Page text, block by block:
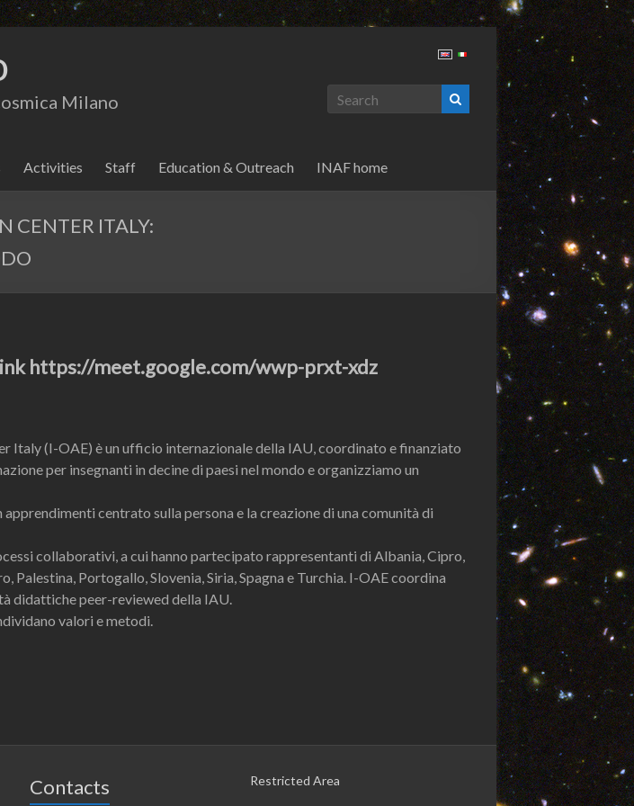
Milano
Activities Staff Education & Outreach INAF home
CENTER ITALY:
https://meet.google.com/wwp-prxt-xdz
Italy (I-OAE) è un ufficio internazionale della IAU, coordinato e finanziato
per insegnanti in decine di paesi nel mondo e organizziamo un
centrato sulla persona e la creazione di una comunità di
collaborativi, a cui hanno partecipato rappresentanti di Albania, Cipro,
Portogallo, Slovenia, Siria, Spagna e Turchia. I-OAE coordina
didattiche peer-reviewed della IAU.
valori e metodi.
Contacts
Restricted Area